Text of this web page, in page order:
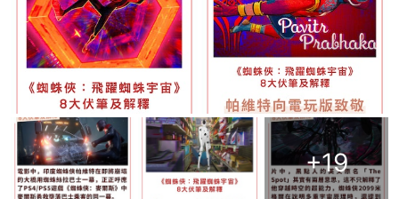
+19